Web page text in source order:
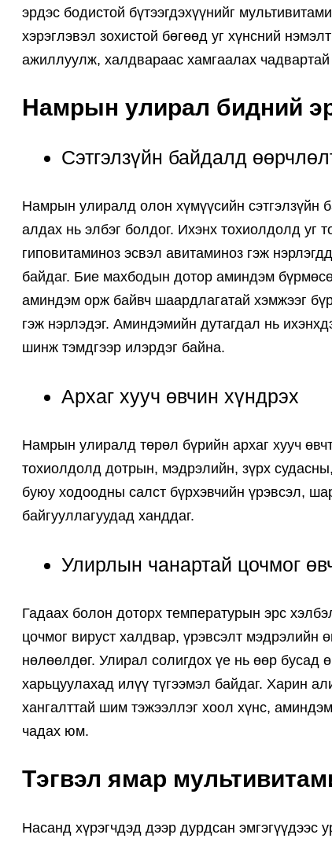
эрдэс бодистой бүтээгдэхүүнийг
хэрэглэвэл зохистой бөгөөд уг хүнсний
ажиллуулж, халдвараас хамгаалах чадвартай
Намрын улирал бидний
Сэтгэлзүйн байдалд
Намрын улиралд олон хүмүүсийн сэтгэлзүйн
алдах нь элбэг болдог. Ихэнх тохиолдолд уг
гиповитаминоз эсвэл авитаминоз гэж
байдаг. Бие махбодын дотор аминдэм
аминдэм орж байвч шаардлагатай хэмжээг
гэж нэрлэдэг. Аминдэмийн дутагдал нь
шинж тэмдгээр илэрдэг байна.
Архаг хууч өвчин хүндрэх
Намрын улиралд төрөл бүрийн архаг хууч
тохиолдолд дотрын, мэдрэлийн, зүрх
буюу ходоодны салст бүрхэвчийн үрэвсэл,
байгууллагуудад ханддаг.
Улирлын чанартай цочмог
Гадаах болон доторх температурын эрс
цочмог вируст халдвар, үрэвсэлт мэдрэлийн
нөлөөлдөг. Улирал солигдох үе нь өөр бусад
харьцуулахад илүү түгээмэл байдаг. Харин
хангалттай шим тэжээллэг хоол хүнс,
чадах юм.
Тэгвэл ямар
Насанд хүрэгчдэд дээр дурдсан эмгэгүүдээс